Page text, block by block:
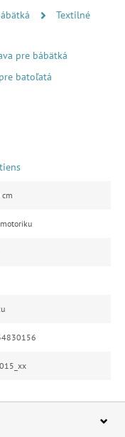
Textilné
pre bábätká
batoľatá